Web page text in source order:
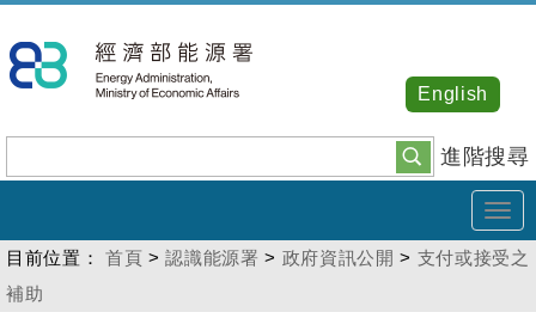
到
主
內
容
進階搜尋
English
目前位置： 首頁 >認識能源署 > 政府資訊公開 > 支付或接受之
補助